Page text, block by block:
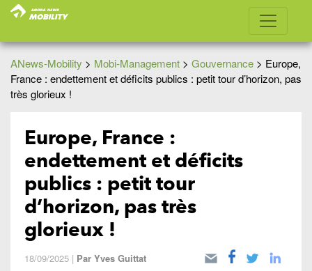
ANews-Mobility > Mobi-Management > Gouvernance > Europe,
France : endettement et déficits publics : petit tour d’horizon, pas
très glorieux !
Europe, France :
endettement et déficits
publics : petit tour
d’horizon, pas très
glorieux !
18/09/2025 | Par Yves Guittat